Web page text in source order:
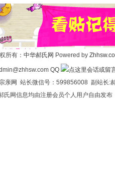
所有： 中华郝氏网 Powered by
QQ
亲网 站长微信号：599856008 副站长:
氏网信息均由注册会员个人用户自由发